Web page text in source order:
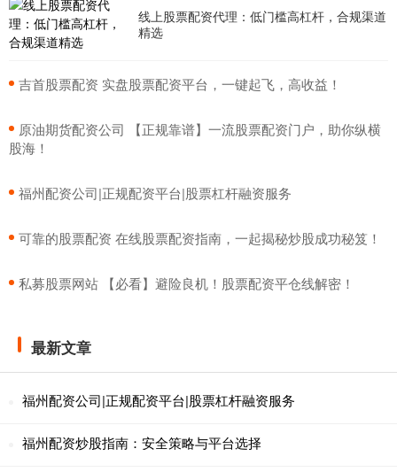
线上股票配资代理：低门槛高杠杆，合规渠道
精选
​吉首股票配资 实盘股票配资平台，一键起飞，高收益！
​原油期货配资公司 【正规靠谱】一流股票配资门户，助你纵横
股海！
​福州配资公司|正规配资平台|股票杠杆融资服务
​可靠的股票配资 在线股票配资指南，一起揭秘炒股成功秘笈！
​私募股票网站 【必看】避险良机！股票配资平仓线解密！
最新文章
福州配资公司|正规配资平台|股票杠杆融资服务
福州配资炒股指南：安全策略与平台选择